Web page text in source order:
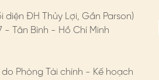
ĐH Thủy Lợi, Gần Parson)
Tân Bình - Hồ Chí Minh
Phòng Tài chính - Kế hoạch